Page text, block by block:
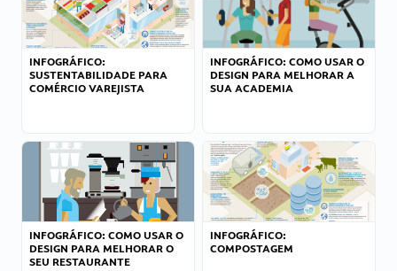
INFOGRÁFICO:
SUSTENTABILIDADE PARA
COMÉRCIO VAREJISTA
INFOGRÁFICO: COMO USAR O
DESIGN PARA MELHORAR A
SUA ACADEMIA
INFOGRÁFICO: COMO USAR O
DESIGN PARA MELHORAR O
SEU RESTAURANTE
INFOGRÁFICO:
COMPOSTAGEM